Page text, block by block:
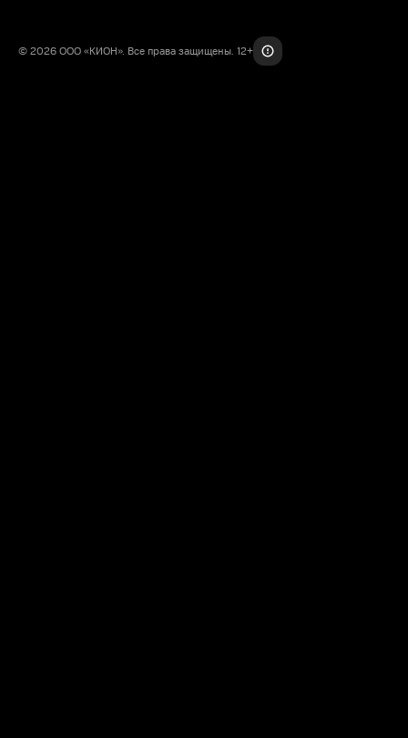
© 2026 ООО «КИОН». Все права защищены. 12+